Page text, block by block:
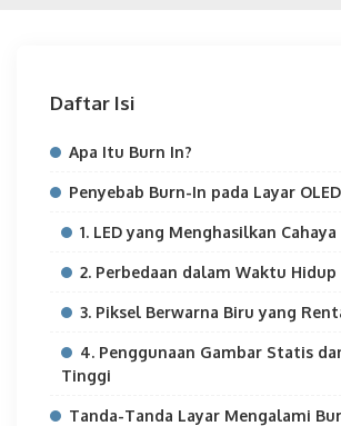
Daftar Isi
Apa Itu Burn In?
Penyebab Burn-In pada Layar
1. LED yang Menghasilkan
2. Perbedaan dalam Waktu Hidup
3. Piksel Berwarna Biru yang
4. Penggunaan Gambar Statis
Tinggi
Tanda-Tanda Layar Mengalami